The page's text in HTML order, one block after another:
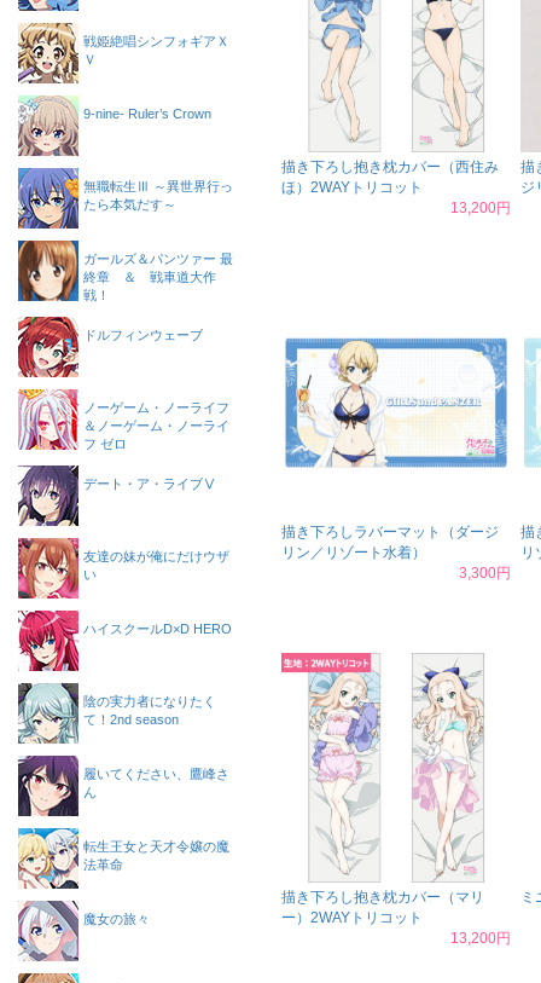
描き下ろし抱き枕カバー（西住み
ほ）2WAYトリコット
13,200円
描
ジ
描き下ろしラバーマット（ダージ
リン／リゾート水着）
3,300円
描
リ
描き下ろし抱き枕カバー（マリ
ー）2WAYトリコット
13,200円
ミ
戦姫絶唱シンフォギアＸ
Ｖ
9-nine- Ruler’s Crown
無職転生Ⅲ ～異世界行っ
たら本気だす～
ガールズ＆パンツァー 最
終章 ＆ 戦車道大作
戦！
ドルフィンウェーブ
ノーゲーム・ノーライフ
＆ノーゲーム・ノーライ
フ ゼロ
デート・ア・ライブⅤ
友達の妹が俺にだけウザ
い
ハイスクールD×D HERO
陰の実力者になりたく
て！2nd season
履いてください、鷹峰さ
ん
転生王女と天才令嬢の魔
法革命
魔女の旅々